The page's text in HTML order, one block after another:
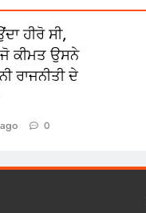
ਹੀਰੋ ਸੀ,
ਕੀਮਤ ਉਸਨੇ
ਰਾਜਨੀਤੀ ਦੇ
0